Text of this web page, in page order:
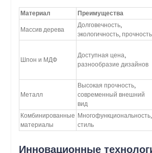
Материал Преимущества
Массив дерева
Долговечность,
экологичность, прочность
Шпон и МДФ
Доступная цена,
разнообразие дизайнов
Металл
Высокая прочность,
современный внешний
вид
Комбинированные
материалы
Многофункциональность,
стиль
Инновационные